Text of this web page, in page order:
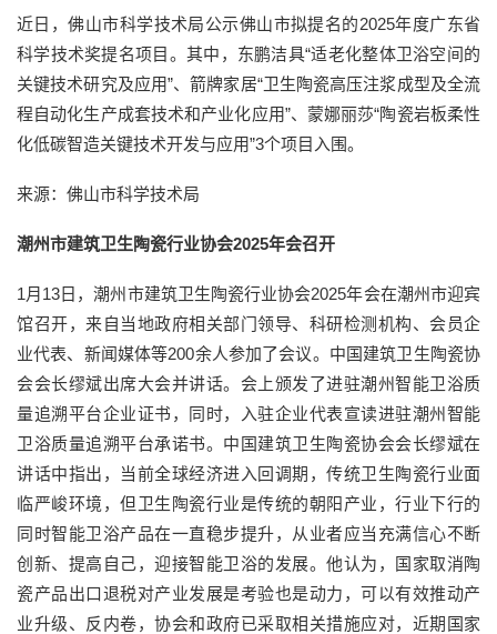
近日，佛山市科学技术局公示佛山市拟提名的2025年度广东省
科学技术奖提名项目。其中，东鹏洁具“适老化整体卫浴空间的
关键技术研究及应用”、箭牌家居“卫生陶瓷高压注浆成型及全流
程自动化生产成套技术和产业化应用”、蒙娜丽莎“陶瓷岩板柔性
化低碳智造关键技术开发与应用”3个项目入围。
来源：佛山市科学技术局
潮州市建筑卫生陶瓷行业协会2025年会召开
1月13日，潮州市建筑卫生陶瓷行业协会2025年会在潮州市迎宾
馆召开，来自当地政府相关部门领导、科研检测机构、会员企
业代表、新闻媒体等200余人参加了会议。中国建筑卫生陶瓷协
会会长缪斌出席大会并讲话。会上颁发了进驻潮州智能卫浴质
量追溯平台企业证书，同时，入驻企业代表宣读进驻潮州智能
卫浴质量追溯平台承诺书。中国建筑卫生陶瓷协会会长缪斌在
讲话中指出，当前全球经济进入回调期，传统卫生陶瓷行业面
临严峻环境，但卫生陶瓷行业是传统的朝阳产业，行业下行的
同时智能卫浴产品在一直稳步提升，从业者应当充满信心不断
创新、提高自己，迎接智能卫浴的发展。他认为，国家取消陶
瓷产品出口退税对产业发展是考验也是动力，可以有效推动产
业升级、反内卷，协会和政府已采取相关措施应对，近期国家